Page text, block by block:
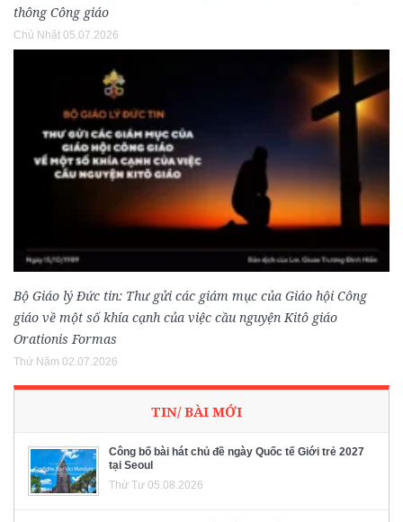
thông Công giáo
Chủ Nhật 05.07.2026
Bộ Giáo lý Đức tin: Thư gửi các giám mục của Giáo hội Công
giáo về một số khía cạnh của việc cầu nguyện Kitô giáo
Orationis Formas
Thứ Năm 02.07.2026
TIN/ BÀI MỚI
Công bố bài hát chủ đề ngày Quốc tế Giới trẻ 2027
tại Seoul
Thứ Tư 05.08.2026